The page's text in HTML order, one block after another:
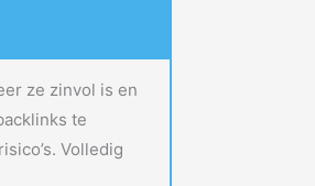
ze zinvol is en
te
Volledig